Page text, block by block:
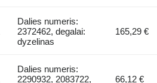
Dalies numeris:
2372462, degalai:
dyzelinas
165,29 €
Dalies numeris:
2290932, 2083722,
66,12 €